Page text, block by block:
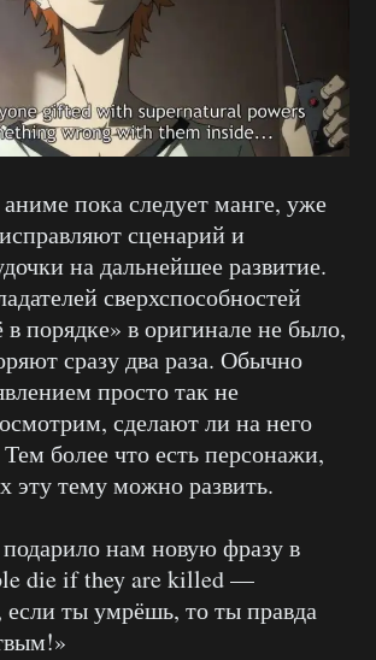
пока следует манге, уже
сценарий и
на дальнейшее развитие.
сверхспособностей
в порядке» в оригинале не было,
сразу два раза. Обычно
просто так не
сделают ли на него
более что есть персонажи,
эту тему можно развить.
нам новую фразу в
die if they are killed —
ты умрёшь, то ты правда